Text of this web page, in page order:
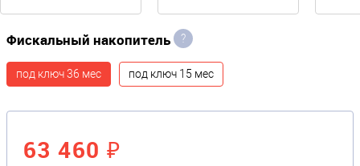
Фискальный накопитель ?
под ключ 36 мес под ключ 15 мес
63 460 ₽